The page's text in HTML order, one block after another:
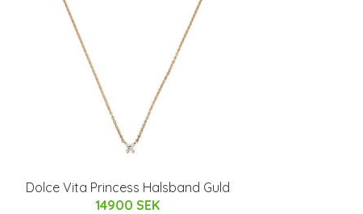
Dolce Vita Princess Halsband Guld
14900 SEK